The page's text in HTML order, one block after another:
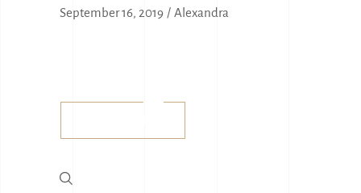
September 16, 2019 Alexandra